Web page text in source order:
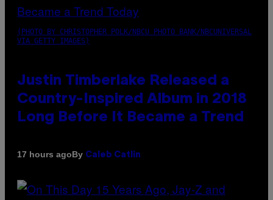
(PHOTO BY CHRISTOPHER POLK/NBCU PHOTO BANK/NBCUNIVERSAL
VIA GETTY IMAGES)
Justin Timberlake Released a
Country-Inspired Album in 2018
Long Before It Became a Trend
17 hours agoBy Caleb Catlin